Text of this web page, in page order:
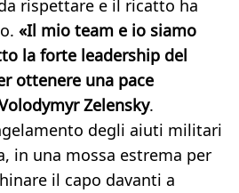
rispettare e il ricatto ha
«Il mio team e io siamo
la forte leadership del
ottenere una pace
Zelensky.
degli aiuti militari
in una mossa estrema per
il capo davanti a